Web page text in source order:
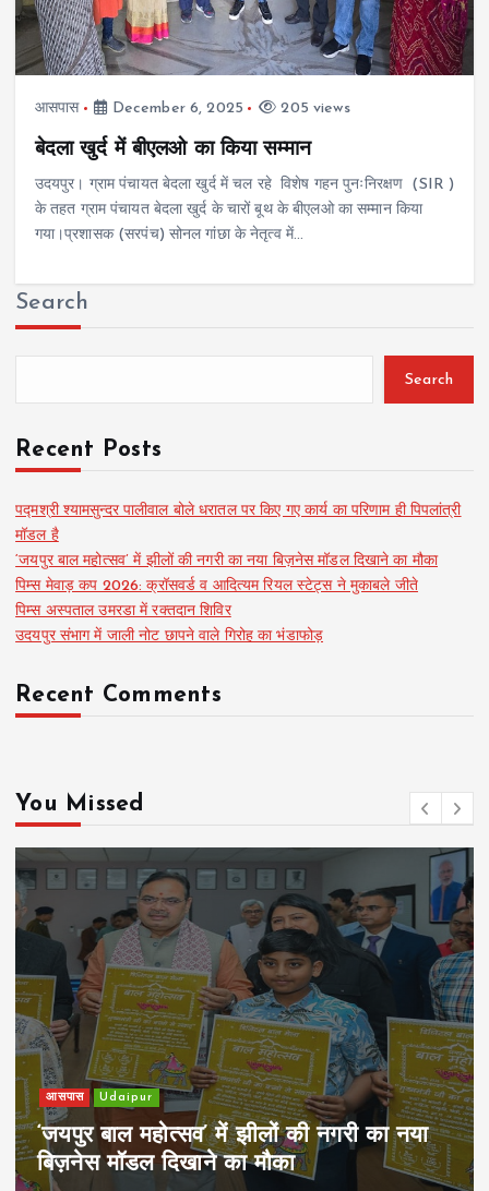
आसपास December 6, 2025 205 views
बेदला खुर्द में बीएलओ का किया सम्मान
उदयपुर। ग्राम पंचायत बेदला खुर्द में चल रहे विशेष गहन पुनःनिरक्षण (SIR )
के तहत ग्राम पंचायत बेदला खुर्द के चारों बूथ के बीएलओ का सम्मान किया
गया।प्रशासक (सरपंच) सोनल गांछा के नेतृत्व में…
Search
Search
Recent Posts
पद्मश्री श्यामसुन्दर पालीवाल बोले धरातल पर किए गए कार्य का परिणाम ही पिपलांत्री
मॉडल है
‘जयपुर बाल महोत्सव’ में झीलों की नगरी का नया बिज़नेस मॉडल दिखाने का मौका
पिम्स मेवाड़ कप 2026: क्रॉसवर्ड व आदित्यम रियल स्टेट्स ने मुकाबले जीते
पिम्स अस्पताल उमरडा में रक्तदान शिविर
उदयपुर संभाग में जाली नोट छापने वाले गिरोह का भंडाफोड़
Recent Comments
You Missed
आसपास Udaipur
बाल महोत्सव’ में झीलों की नगरी का नया
मॉडल दिखाने का मौका